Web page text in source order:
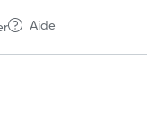
Aide